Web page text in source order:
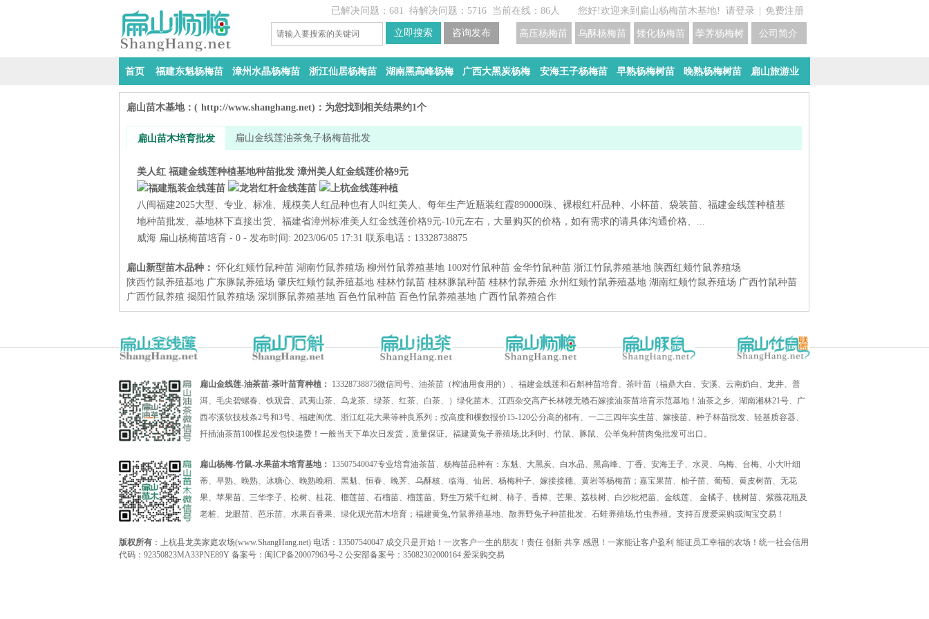
您好!欢迎来到扁山杨梅苗木基地! 请登录 免费注册
已解决问题：681 待解决问题：5716 当前在线：86人
公司简介
荸荠杨梅树苗培育
矮化杨梅苗价格
乌酥杨梅苗培育基地
高压杨梅苗
首页 福建东魁杨梅苗 漳州水晶杨梅苗 浙江仙居杨梅苗 湖南黑高峰杨梅 广西大黑炭杨梅 安海王子杨梅苗 早熟杨梅树苗 晚熟杨梅树苗 扁山旅游业
扁山苗木基地： ( http://www.shanghang.net)：为您找到相关结果约1个
扁山苗木培育批发 扁山金线莲油茶兔子杨梅苗批发
美人红 福建金线莲种植基地种苗批发 漳州美人红金线莲价格9元
八闽福建2025大型、专业、标准、规模美人红品种也有人叫红美人、每年生产近瓶装红霞890000珠、裸根红杆品种、小杯苗、袋装苗、福建金线莲种植基
地种苗批发、基地林下直接出货、福建省漳州标准美人红金线莲价格9元-10元左右，大量购买的价格，如有需求的请具体沟通价格、...
威海 扁山杨梅苗培育 - 0 - 发布时间: 2023/06/05 17:31 联系电话：13328738875
扁山新型苗木品种： 怀化红颊竹鼠种苗 湖南竹鼠养殖场 柳州竹鼠养殖基地 100对竹鼠种苗 金华竹鼠种苗 浙江竹鼠养殖基地 陕西红颊竹鼠养殖场
陕西竹鼠养殖基地 广东豚鼠养殖场 肇庆红颊竹鼠养殖基地 桂林竹鼠苗 桂林豚鼠种苗 桂林竹鼠养殖 永州红颊竹鼠养殖基地 湖南红颊竹鼠养殖场 广西竹鼠种苗
广西竹鼠养殖 揭阳竹鼠养殖场 深圳豚鼠养殖基地 百色竹鼠种苗 百色竹鼠养殖基地 广西竹鼠养殖合作
扁山金线莲-油茶苗-茶叶苗育种植： 13328738875微信同号、油茶苗（榨油用食用的）、福建金线莲和石斛种苗培育、茶叶苗（福鼎大白、安溪、云南奶白、龙井、普
洱、毛尖碧螺春、铁观音、武夷山茶、乌龙茶、绿茶、红茶、白茶、）绿化苗木、江西杂交高产长林赣无赣石嫁接油茶苗培育示范基地！油茶之乡、湖南湘林21号、广
西岑溪软技枝条2号和3号、福建闽优、浙江红花大果等种良系列；按高度和棵数报价15-120公分高的都有、一二三四年实生苗、嫁接苗、种子杯苗批发、轻基质容器、
扦插油茶苗100棵起发包快递费！一般当天下单次日发货，质量保证。福建黄兔子养殖场,比利时、竹鼠、豚鼠、公羊兔种苗肉兔批发可出口。
扁山杨梅-竹鼠-水果苗木培育基地： 13507540047专业培育油茶苗、杨梅苗品种有：东魁、大黑炭、白水晶、黑高峰、丁香、安海王子、水灵、乌梅、台梅、小大叶细
蒂、早熟、晚熟、冰糖心、晚熟晚稻、黑魁、恒春、晚荠、乌酥核、临海、仙居、杨梅种子、嫁接接穗、黄岩等杨梅苗；嘉宝果苗、柚子苗、葡萄、黄皮树苗、无花
果、苹果苗、三华李子、松树、桂花、榴莲苗、石榴苗、榴莲苗、野生万紫千红树、柿子、香樟、芒果、荔枝树、白沙枇杷苗、金线莲、 金橘子、桃树苗、紫薇花瓶及
老桩、龙眼苗、芭乐苗、水果百香果、绿化观光苗木培育；福建黄兔,竹鼠养殖基地、散养野兔子种苗批发、石蛙养殖场,竹虫养殖。支持百度爱采购或淘宝交易！
版权所有 ：上杭县龙美家庭农场(www.ShangHang.net) 电话：13507540047 成交只是开始！一次客户一生的朋友！责任 创新 共享 感恩！一家能让客户盈利 能证员工幸福的农场！统一社会信用
代码：92350823MA33PNE89Y 备案号： 闽ICP备20007963号-2 公安部备案号：35082302000164 爱采购交易